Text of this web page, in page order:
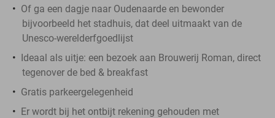
Of ga een dagje naar Oudenaarde en bewonder
bijvoorbeeld het stadhuis, dat deel uitmaakt van de
Unesco-werelderfgoedlijst
Ideaal als uitje: een bezoek aan Brouwerij Roman, direct
tegenover de bed & breakfast
Gratis parkeergelegenheid
Er wordt bij het ontbijt rekening gehouden met